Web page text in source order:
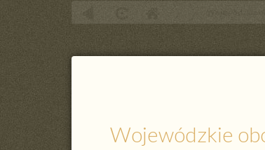
Wojewódzkie
Wojewódzkie